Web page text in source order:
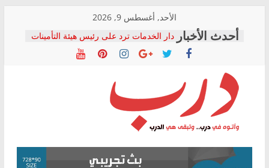
content
الأحد, أغسطس 9, 2026
دار الخدمات ترد على رئيس هيئة التأمينات
بعد مؤتمره الصحفي: إنكار الأزمة لا ينهي
معاناة أصحاب المعاشات.. ونطالب بكشف
فرحات سليمان يكتب: القطاع الصحي إلى
أين؟
حزب التحالف الشعبي يطلق لجنة “الحق
في الصحة” بالإسكندرية لرصد الانتهاكات
ودعم المرضى
الوزاري لمدينة الصحفيين.. وانتهاء أعمال
درب
وأتوه